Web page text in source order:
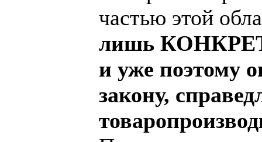
частью этой
лишь
и уже поэтому
закону,